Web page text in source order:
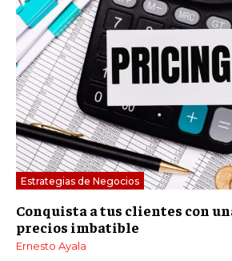
Estrategias de Negocios
Conquista a tus clientes con
precios imbatible
Ernesto Ayala